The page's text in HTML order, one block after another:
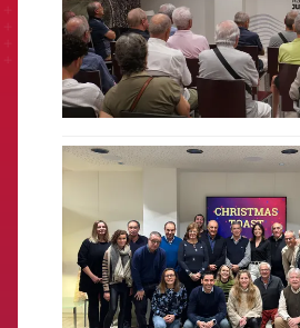
FCB Barcelona badge